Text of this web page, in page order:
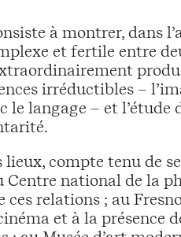
à montrer, dans
et fertile entre
irréductibles –
le langage – et
lieux, compte tenu de
Centre national de la
ces relations ; au
et à la présence